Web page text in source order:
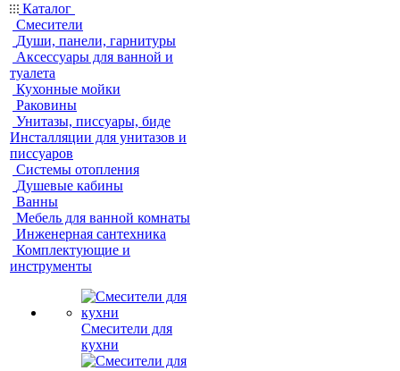
Каталог
Смесители
Души, панели, гарнитуры
Аксессуары для ванной и
туалета
Кухонные мойки
Раковины
Унитазы, писсуары, биде
Инсталляции для унитазов и
писсуаров
Системы отопления
Душевые кабины
Ванны
Мебель для ванной комнаты
Инженерная сантехника
Комплектующие и
инструменты
Смесители для
кухни